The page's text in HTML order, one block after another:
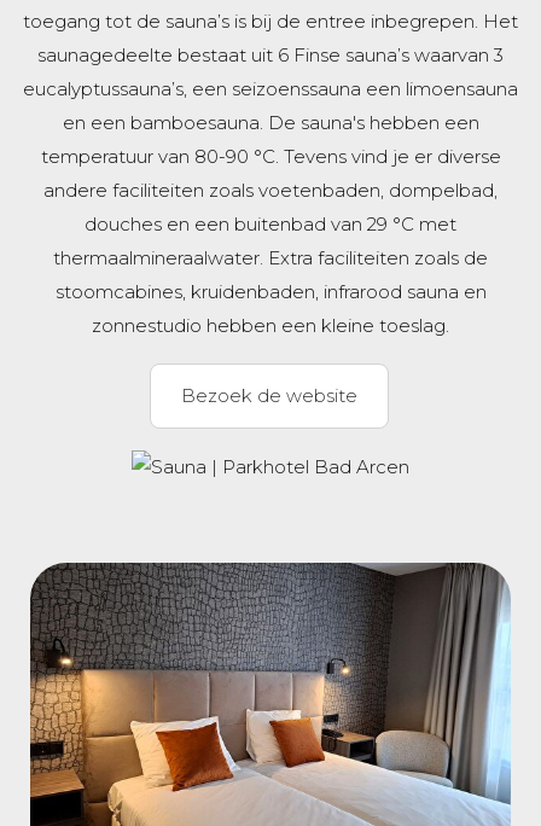
toegang tot de sauna’s is bij de entree inbegrepen. Het
saunagedeelte bestaat uit 6 Finse sauna’s waarvan 3
eucalyptussauna’s, een seizoenssauna een limoensauna
en een bamboesauna. De sauna's hebben een
temperatuur van 80-90 °C. Tevens vind je er diverse
andere faciliteiten zoals voetenbaden, dompelbad,
douches en een buitenbad van 29 °C met
thermaalmineraalwater. Extra faciliteiten zoals de
stoomcabines, kruidenbaden, infrarood sauna en
zonnestudio hebben een kleine toeslag.
Bezoek de website